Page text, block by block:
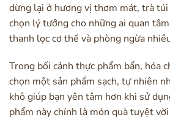
dừng lại ở hương vị thơm mát, trà
chọn lý tưởng cho những ai quan
thanh lọc cơ thể và phòng ngừa
Trong bối cảnh thực phẩm bẩn, hóa
chọn một sản phẩm sạch, tự nhiên
khô giúp bạn yên tâm hơn khi sử
phẩm này chính là món quà tuyệt